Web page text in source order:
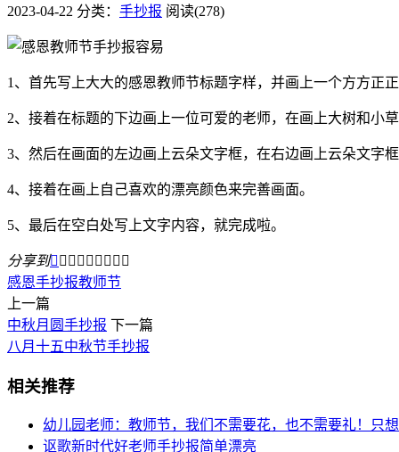
2023-04-22 分类： 手抄报 阅读(278)
1、首先写上大大的感恩教师节标题字样，并画上一个方方正
2、接着在标题的下边画上一位可爱的老师，在画上大树和小草
3、然后在画面的左边画上云朵文字框，在右边画上云朵文字框
4、接着在画上自己喜欢的漂亮颜色来完善画面。
5、最后在空白处写上文字内容，就完成啦。
分享到        
感恩手抄报教师节
上一篇
中秋月圆手抄报 下一篇
八月十五中秋节手抄报
相关推荐
幼儿园老师：教师节，我们不需要花，也不需要礼！只
讴歌新时代好老师手抄报简单漂亮